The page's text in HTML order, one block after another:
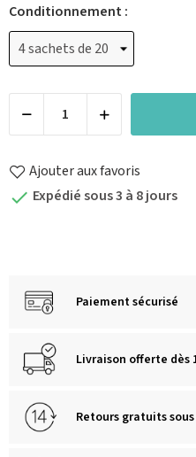
Conditionnement :
Ajouter aux favoris
 Expédié sous 3 à 8 jours
Paiement sécurisé
Livraison offerte dès
Retours gratuits